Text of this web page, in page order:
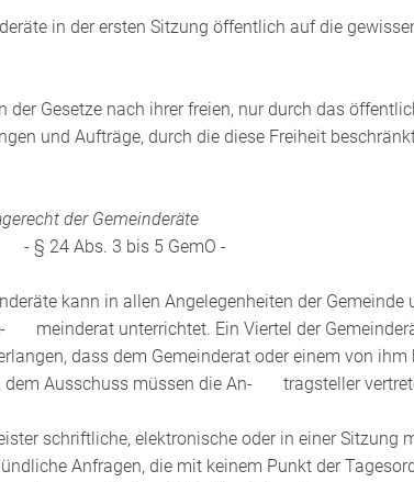
in der ersten Sitzung öffentlich auf die
der Gesetze nach ihrer freien, nur durch das
und Aufträge, durch die diese Freiheit
der Gemeinderäte
- § 24 Abs. 3 bis 5 GemO -
kann in allen Angelegenheiten der Gemeinde
meinderat unterrichtet. Ein Viertel der
dass dem Gemeinderat oder einem von
dem Ausschuss müssen die An- tragsteller
schriftliche, elektronische oder in einer Sitzung
Anfragen, die mit keinem Punkt der